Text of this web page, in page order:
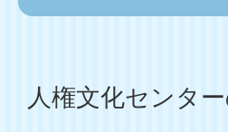
人権文化センタ